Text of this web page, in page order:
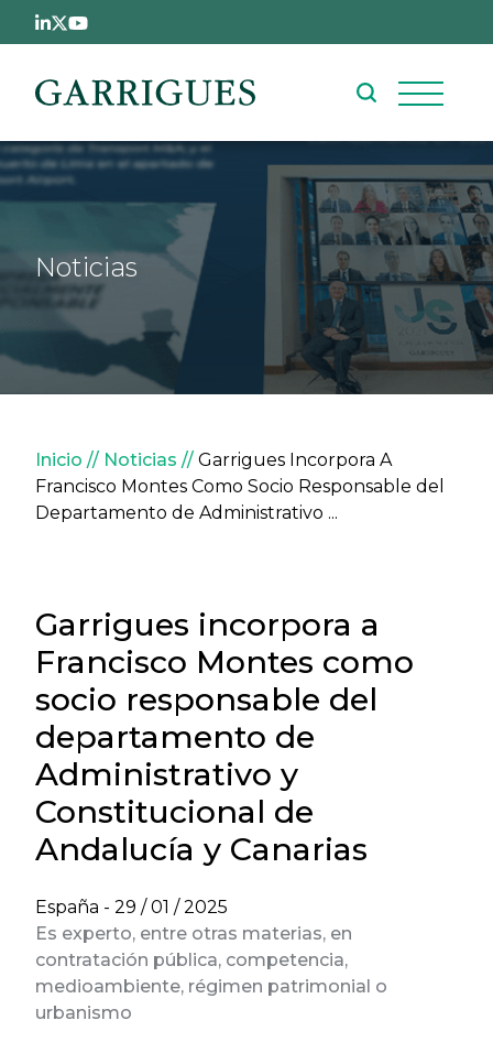
Pasar al contenido principal
Noticias
Sobrescribir enlaces de
Inicio Noticias
Garrigues Incorpora A
Francisco Montes Como Socio Responsable del
Departamento de Administrativo ...
Garrigues incorpora a
Francisco Montes como
socio responsable del
departamento de
Administrativo y
Constitucional de
Andalucía y Canarias
España - 29 / 01 / 2025
Es experto, entre otras materias, en
contratación pública, competencia,
medioambiente, régimen patrimonial o
urbanismo